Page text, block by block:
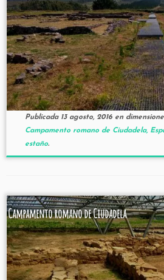
Publicada 13 agosto, 2016en
Campamento romano de Ciudadela,
estaño.
Campamento romano de Ciudadela